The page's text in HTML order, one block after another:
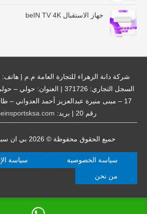
4
6
⁩
ل
ل
⁦
$
1
0
.
جهاز الاستقبال beIN TV 4K
شركة دانة الزهراء للتجارة العامة م.م | هاتف:
رقم 20 | بريد:
حميع الحقوق محفوظة © 2026 بي ان
سياسة الخصوصية سياسة
من نحن